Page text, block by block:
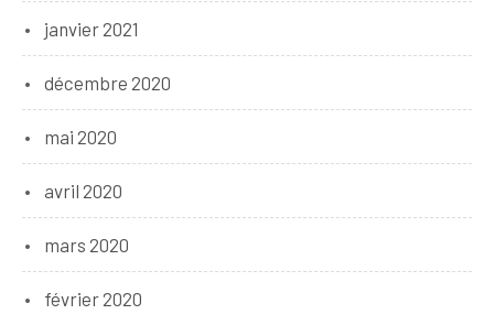
janvier 2021
décembre 2020
mai 2020
avril 2020
mars 2020
février 2020